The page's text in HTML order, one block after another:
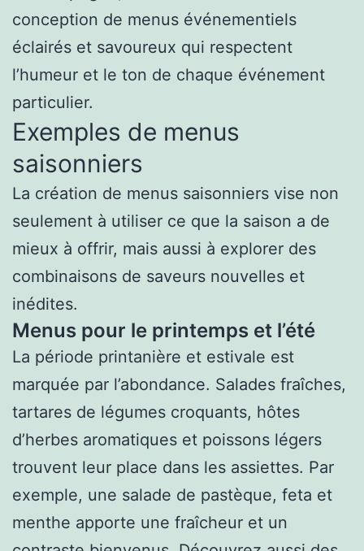
conception de menus événementiels
éclairés et savoureux qui respectent
l’humeur et le ton de chaque événement
particulier.
Exemples de menus
saisonniers
La création de menus saisonniers vise non
seulement à utiliser ce que la saison a de
mieux à offrir, mais aussi à explorer des
combinaisons de saveurs nouvelles et
inédites.
Menus pour le printemps et l’été
La période printanière et estivale est
marquée par l’abondance. Salades fraîches,
tartares de légumes croquants, hôtes
d’herbes aromatiques et poissons légers
trouvent leur place dans les assiettes. Par
exemple, une salade de pastèque, feta et
menthe apporte une fraîcheur et un